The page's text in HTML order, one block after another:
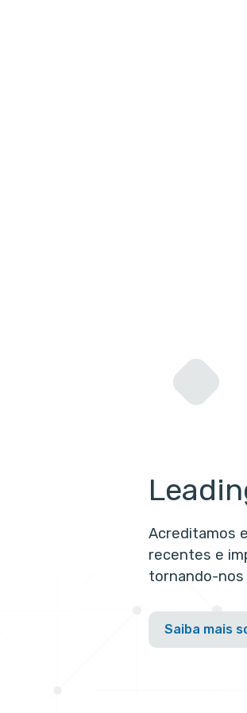
Acreditamos
recentes e
tornando-nos
Saiba mais